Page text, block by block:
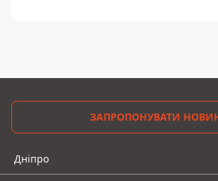
ЗАПРОПОНУВАТИ
Дніпро